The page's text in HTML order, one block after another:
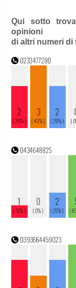
Qui sotto
opinioni
di altri numeri